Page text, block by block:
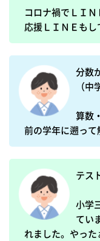
コロナ禍でＬＩ
応援ＬＩＮＥもし
分数
（中
算数
前の学年に遡って
テス
小学
てい
れました。やった